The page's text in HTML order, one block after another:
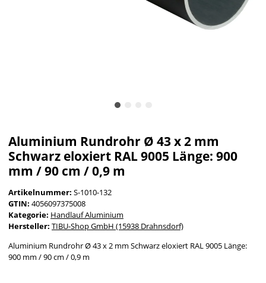
Aluminium Rundrohr Ø 43 x 2 mm
Schwarz eloxiert RAL 9005 Länge: 900
mm / 90 cm / 0,9 m
Artikelnummer: S-1010-132
GTIN: 4056097375008
Kategorie: Handlauf Aluminium
Hersteller: TIBU-Shop GmbH (15938 Drahnsdorf)
Aluminium Rundrohr Ø 43 x 2 mm Schwarz eloxiert RAL 9005 Länge:
900 mm / 90 cm / 0,9 m